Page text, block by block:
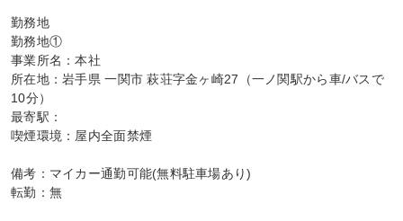
勤務地
勤務地①
事業所名：本社
所在地：岩手県 一関市 萩荘字金ヶ崎27（一ノ関駅から車/バスで
10分）
最寄駅：
喫煙環境：屋内全面禁煙
備考：マイカー通勤可能(無料駐車場あり)
転勤：無